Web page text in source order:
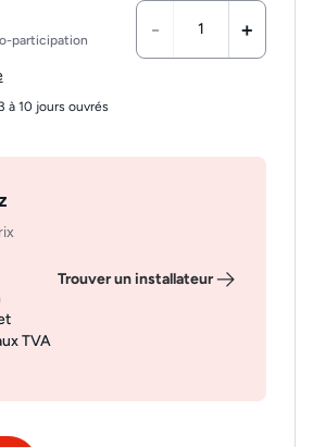
participation - +
à 10 jours ouvrés
TVA
Trouver un installateur